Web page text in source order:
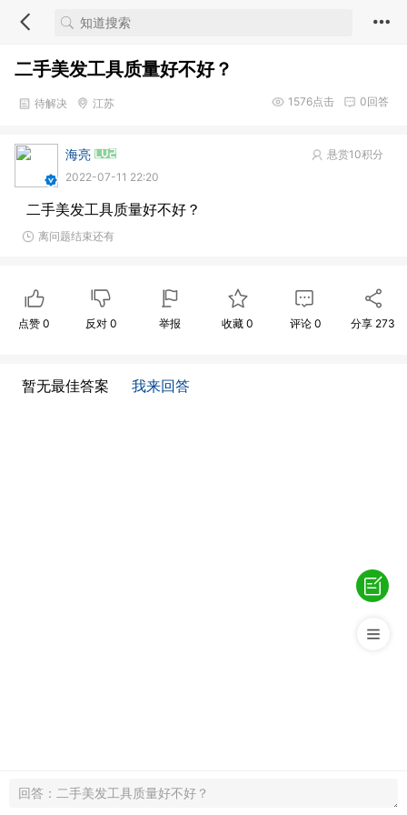
二手美发工具质量好不好？
待解决 江苏 0回答
1576点击
悬赏10积分
海亮
2022-07-11 22:20
二手美发工具质量好不好？
离问题结束还有
点赞 0 反对0 举报 收藏 0 评论 0 分享 273
暂无最佳答案 我来回答